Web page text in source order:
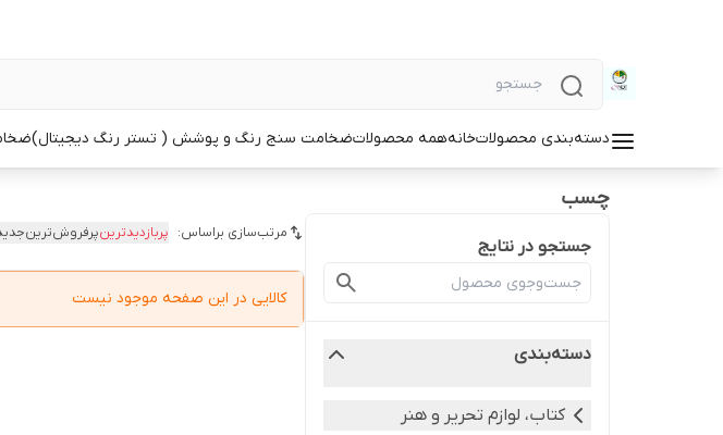
دسته‌بندی محصولاتخانههمه محصولاتضخامت سنج رنگ و پوشش ( تستر رنگ دیجیتال)
چسب
جستجو در نتایج
دسته‌بندی
کتاب، لوازم تحریر و هنر
مرتب‌سازی براساس: پربازدیدترینپرفروش‌ترین
کالایی در این صفحه موجود نیست